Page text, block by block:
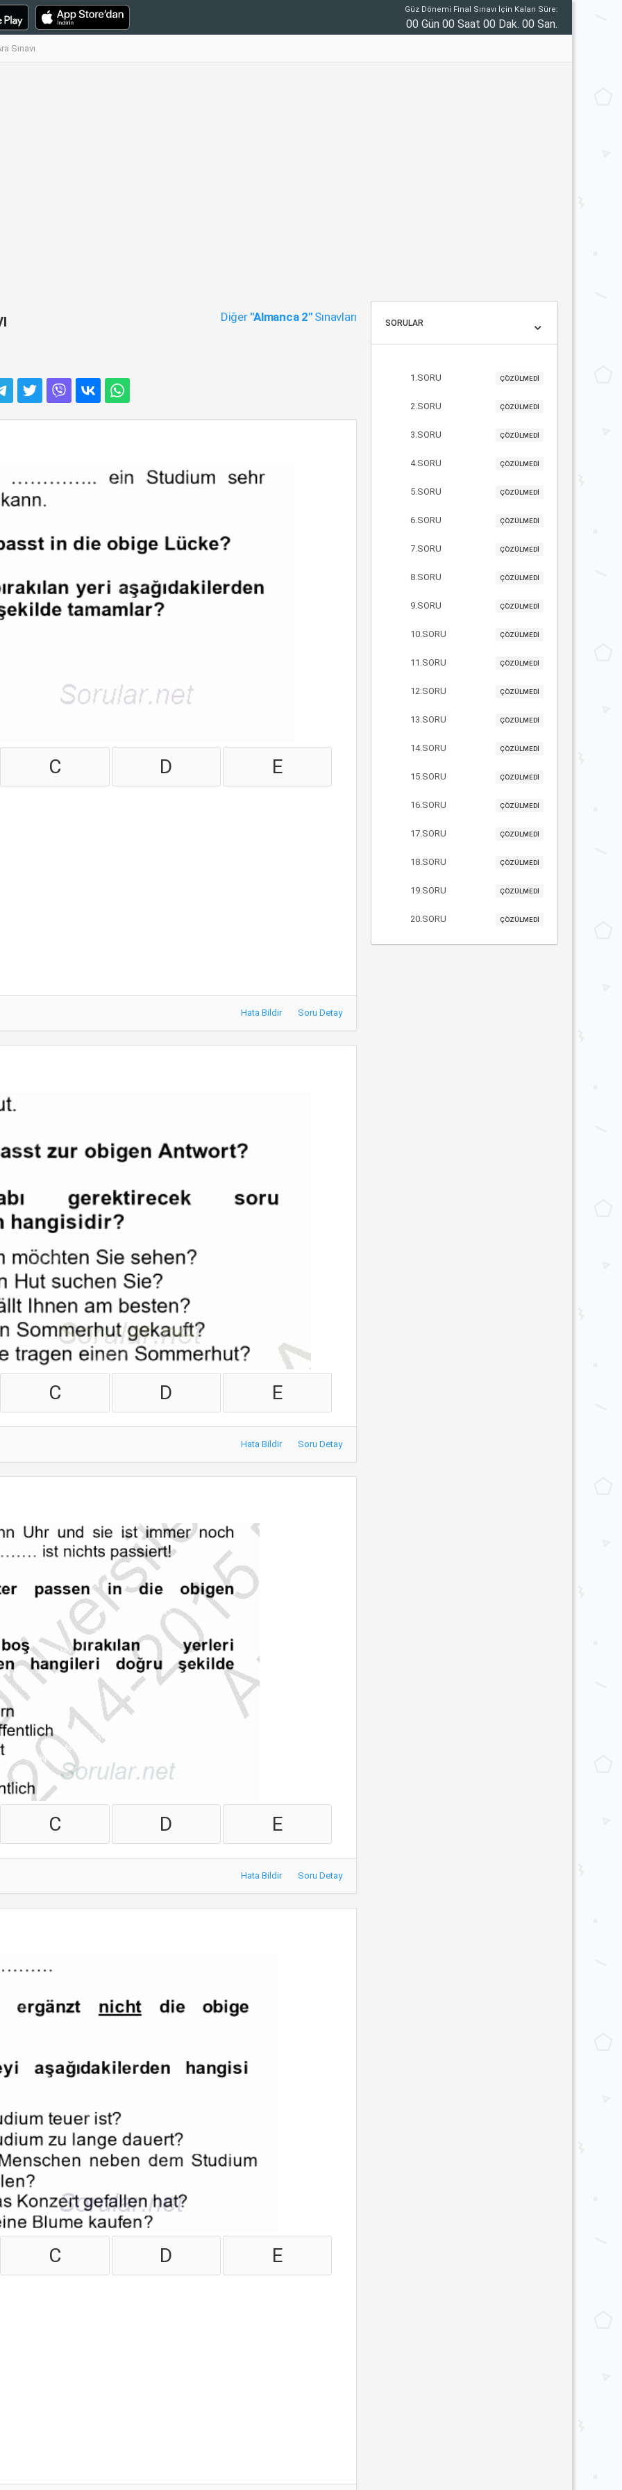
Güz Dönemi Final Sınavı İçin Kalan Süre:
00 Gün 00 Saat 00 Dak. 00 San.
Sınavı
Diğer "Almanca 2"Sınavları
C D E
Hata Bildir Soru Detay
C D E
Hata Bildir Soru Detay
C D E
Hata Bildir Soru Detay
C D E
SORULAR
1.SORU ÇÖZÜLMEDİ
2.SORU ÇÖZÜLMEDİ
3.SORU ÇÖZÜLMEDİ
4.SORU ÇÖZÜLMEDİ
5.SORU ÇÖZÜLMEDİ
6.SORU ÇÖZÜLMEDİ
7.SORU ÇÖZÜLMEDİ
8.SORU ÇÖZÜLMEDİ
9.SORU ÇÖZÜLMEDİ
10.SORU ÇÖZÜLMEDİ
11.SORU ÇÖZÜLMEDİ
12.SORU ÇÖZÜLMEDİ
13.SORU ÇÖZÜLMEDİ
14.SORU ÇÖZÜLMEDİ
15.SORU ÇÖZÜLMEDİ
16.SORU ÇÖZÜLMEDİ
17.SORU ÇÖZÜLMEDİ
18.SORU ÇÖZÜLMEDİ
19.SORU ÇÖZÜLMEDİ
20.SORU ÇÖZÜLMEDİ